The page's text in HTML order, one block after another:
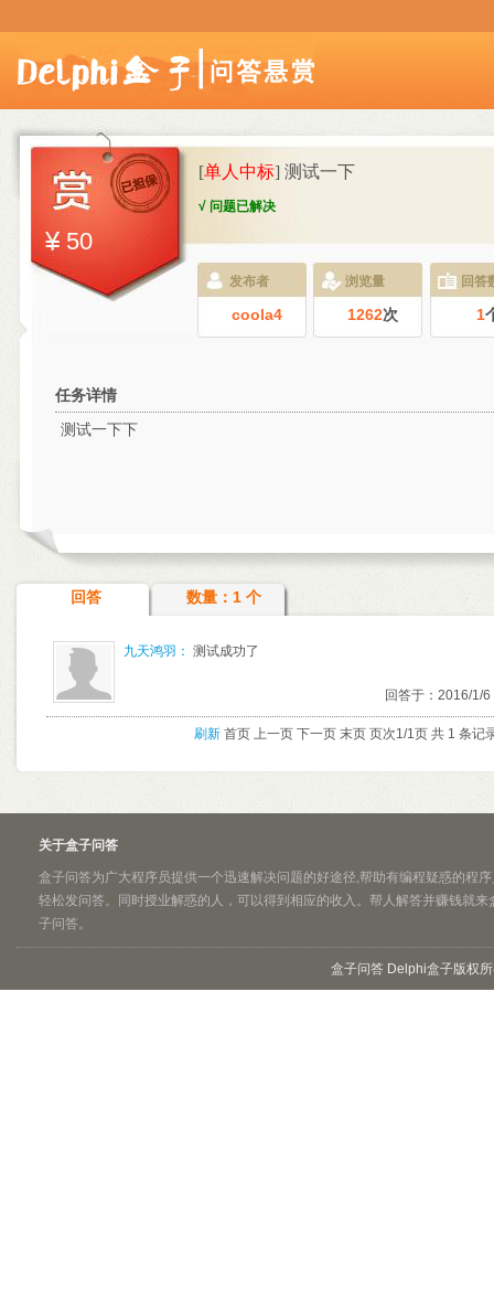
[单人中标] 测试一下
√ 问题已解决
50
发布者
coola4
浏览量
1262次
回答
1
任务详情
测试一下下
回答 数量：1 个
九天鸿羽： 测试成功了
回答于：2016/1/
刷新首页 上一页 下一页 末页 页次1/1页 共 1 条记
关于盒子问答
盒子问答为广大程序员提供一个迅速解决问题的好途径,帮助有编程疑惑的程
轻松发问答。同时授业解惑的人，可以得到相应的收入。帮人解答并赚钱就来
子问答。
盒子问答 Delphi盒子版权